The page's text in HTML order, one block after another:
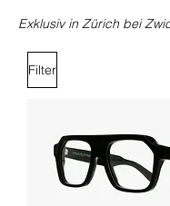
Exklusiv in Zürich bei
Filter